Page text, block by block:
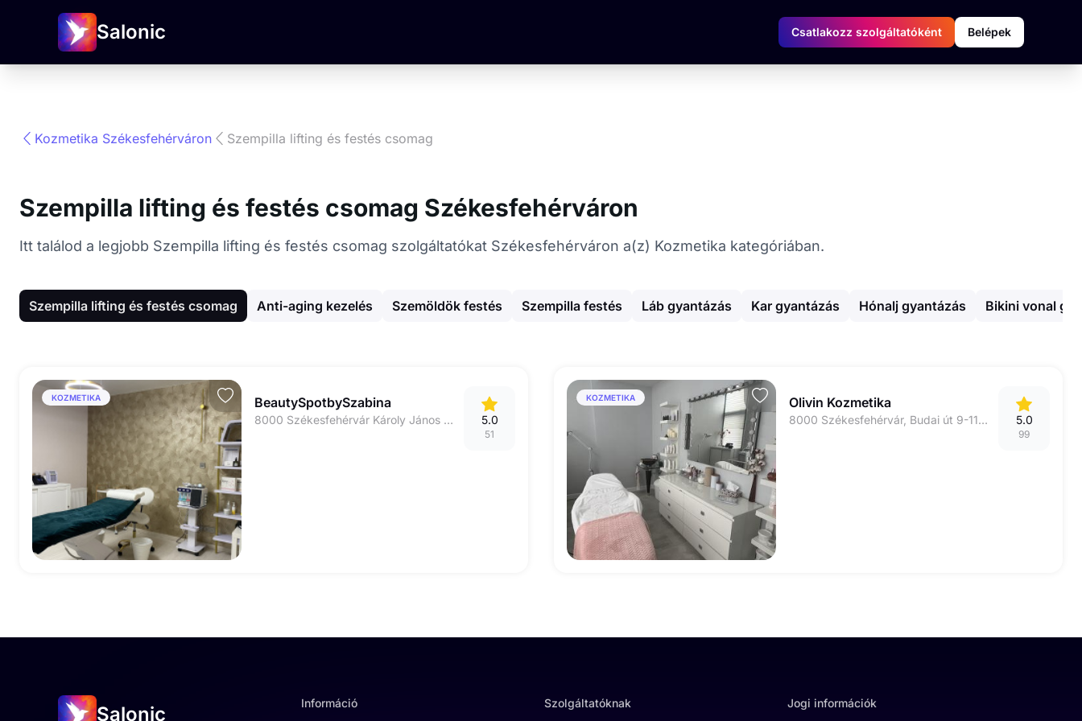
Salonic Csatlakozz szolgáltatóként Belépek
Kozmetika Székesfehérváron Szempilla lifting és festés csomag
Szempilla lifting és festés csomag Székesfehérváron
Itt találod a legjobb Szempilla lifting és festés csomag szolgáltatókat Székesfehérváron a(z) Kozmetika kategóriában.
Szempilla lifting és festés csomag Anti-aging kezelés Szemöldök festés Szempilla festés Láb gyantázás Kar gyantázás Hónalj gyantázás Bikini vonal
KOZMETIKA BeautySpotbySzabina
8000 Székesfehérvár Károly János utca 45. 5.0
51
KOZMETIKA Olivin Kozmetika
8000 Székesfehérvár, Budai út 9-11, Bliss Beauty Bar 5.0
99
Salonic Információ Szolgáltatóknak Jogi információk